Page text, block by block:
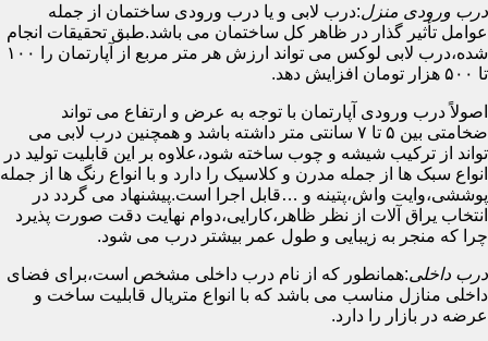
درب ورودی منزل:درب لابی و یا درب ورودی ساختمان از جمله
عوامل تأثیر گذار در ظاهر کل ساختمان می باشد.طبق تحقیقات انجام
شده،درب لابی لوکس می تواند ارزش هر متر مربع از آپارتمان را ۱۰۰
تا ۵۰۰ هزار تومان افزایش دهد.
اصولاً درب ورودی آپارتمان با توجه به عرض و ارتفاع می تواند
ضخامتی بین ۵ تا ۷ سانتی متر داشته باشد و همچنین درب لابی می
تواند از ترکیب شیشه و چوب ساخته شود،علاوه بر این قابلیت تولید در
انواع سبک ها از جمله مدرن و کلاسیک را دارد و با انواع رنگ ها از جمله
پوششی،وایت واش،پتینه و …قابل اجرا است.پیشنهاد می گردد در
انتخاب یراق آلات از نظر ظاهر،کارایی،دوام نهایت دقت صورت پذیرد
چرا که منجر به زیبایی و طول عمر بیشتر درب می شود.
درب داخلی:همانطور که از نام درب داخلی مشخص است،برای فضای
داخلی منازل مناسب می باشد که با انواع متریال قابلیت ساخت و
عرضه در بازار را دارد.